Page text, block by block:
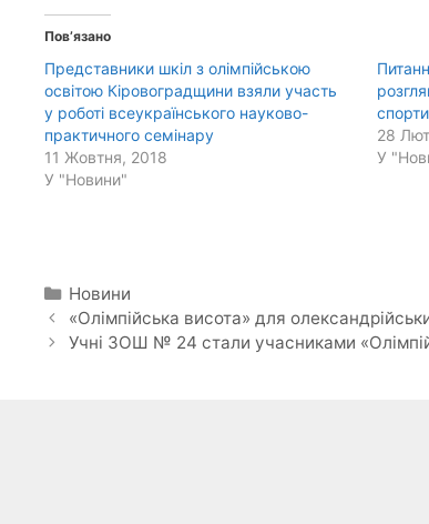
Пов’язано
Представники шкіл з олімпійською
освітою Кіровоградщини взяли участь
у роботі всеукраїнського науково-
практичного семінару
11 Жовтня, 2018
У "Новини"
28
У
Категорії
Новини
«Олімпійська висота» для
Учні ЗОШ № 24 стали учасниками